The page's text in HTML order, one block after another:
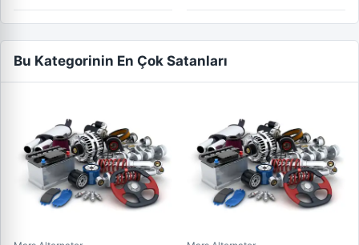
Bu Kategorinin En Çok Satanları